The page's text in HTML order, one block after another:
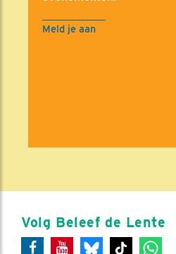
Meld je aan
Volg Beleef de Lente